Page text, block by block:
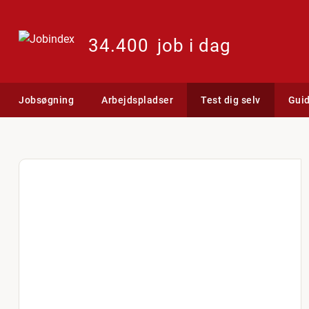
34.400 job i dag
Jobsøgning Arbejdspladser Test dig selv